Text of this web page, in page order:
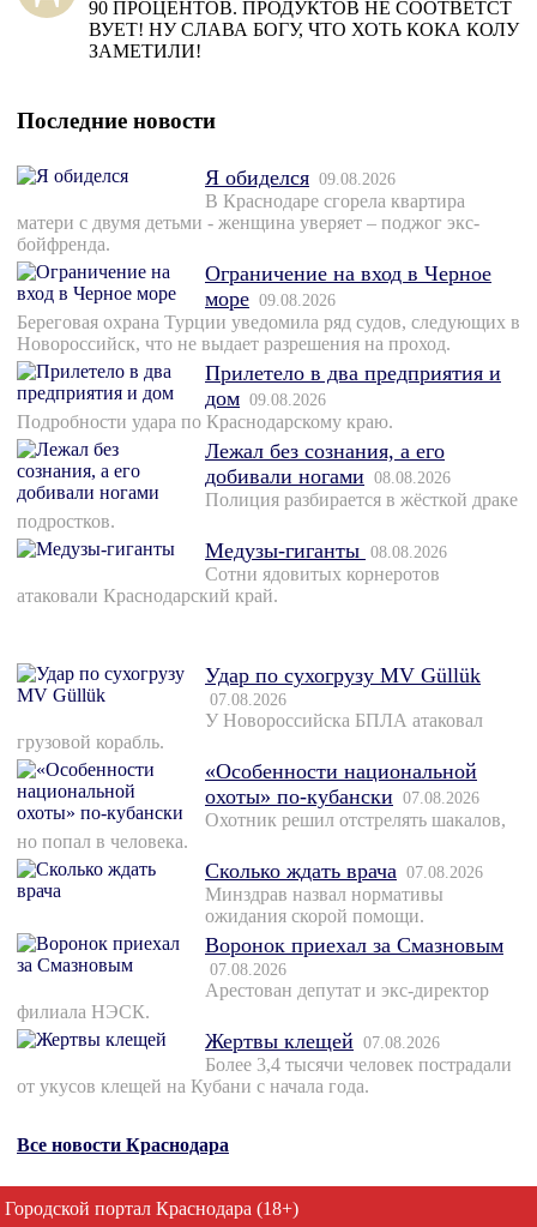
90 ПРОЦЕНТОВ. ПРОДУКТОВ НЕ СООТВЕТСТ
ВУЕТ! НУ СЛАВА БОГУ, ЧТО ХОТЬ КОКА КОЛУ
ЗАМЕТИЛИ!
Последние новости
Я обиделся 09.08.2026
В Краснодаре сгорела квартира
матери с двумя детьми - женщина уверяет – поджог экс-
бойфренда.
Ограничение на вход в Черное
море 09.08.2026
Береговая охрана Турции уведомила ряд судов, следующих в
Новороссийск, что не выдает разрешения на проход.
Прилетело в два предприятия и
дом 09.08.2026
Подробности удара по Краснодарскому краю.
Лежал без сознания, а его
добивали ногами 08.08.2026
Полиция разбирается в жёсткой драке
подростков.
Медузы-гиганты 08.08.2026
Сотни ядовитых корнеротов
атаковали Краснодарский край.
Удар по сухогрузу MV Güllük
07.08.2026
У Новороссийска БПЛА атаковал
грузовой корабль.
«Особенности национальной
охоты» по-кубански 07.08.2026
Охотник решил отстрелять шакалов,
но попал в человека.
Сколько ждать врача 07.08.2026
Минздрав назвал нормативы
ожидания скорой помощи.
Воронок приехал за Смазновым
07.08.2026
Арестован депутат и экс-директор
филиала НЭСК.
Жертвы клещей 07.08.2026
Более 3,4 тысячи человек пострадали
от укусов клещей на Кубани с начала года.
Все новости Краснодара
Городской портал Краснодара (18+)